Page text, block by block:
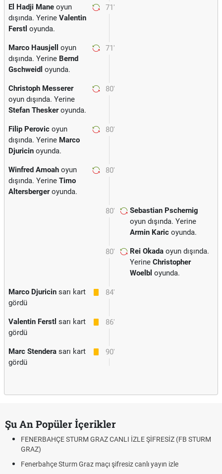
71'
El Hadji Mane oyun
dışında. Yerine Valentin
Ferstl oyunda.
71'
Marco Hausjell
oyun
dışında. Yerine Bernd
Gschweidl oyunda.
80'
Christoph Messerer
oyun dışında. Yerine
Stefan Theskeroyunda.
80'
Filip Perovic oyun
dışında. Yerine Marco
Djuricin oyunda.
80'
Winfred Amoah oyun
dışında. Yerine Timo
Altersbergeroyunda.
80'
Sebastian Pschernig
oyun dışında. Yerine
Armin Karic oyunda.
80' Rei Okada oyun dışında.
Yerine Christopher
Woelbl oyunda.
84'
Marco Djuricin sarı kart
gördü
86'
Valentin Ferstl sarı kart
gördü
90'
Marc Stendera sarı kart
gördü
Şu An Popüler İçerikler
FENERBAHÇE STURM GRAZ CANLI İZLE ŞİFRESİZ (FB STURM
GRAZ)
Fenerbahçe Sturm Graz maçı şifresiz canlı yayın izle